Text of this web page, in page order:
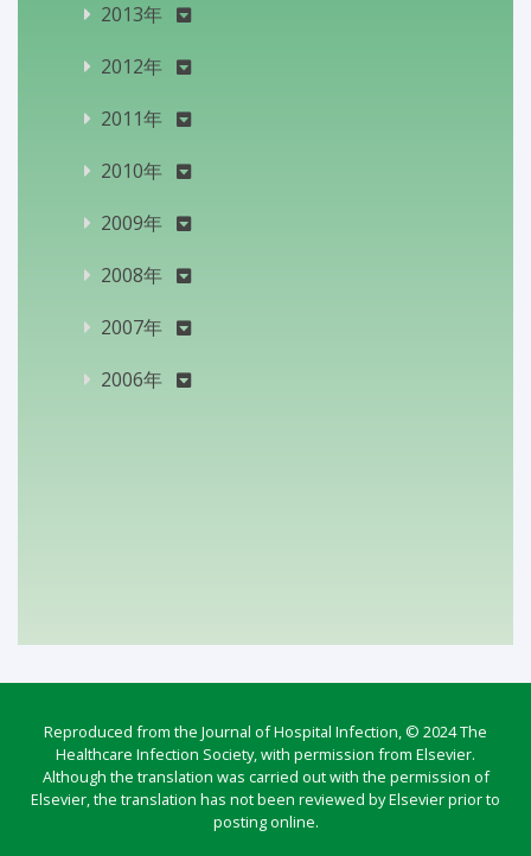
2013年
2012年
2011年
2010年
2009年
2008年
2007年
2006年
Reproduced from the Journal of Hospital Infection, © 2024 The
Healthcare Infection Society, with permission from Elsevier.
Although the translation was carried out with the permission of
Elsevier, the translation has not been reviewed by Elsevier prior to
posting online.